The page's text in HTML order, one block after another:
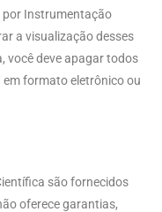
por Instrumentação
a visualização desses
você deve apagar todos
em formato eletrônico ou
são fornecidos
oferece garantias,